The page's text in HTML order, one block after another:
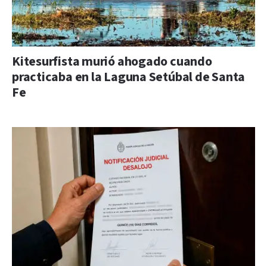
Kitesurfista murió ahogado cuando
practicaba en la Laguna Setúbal de Santa
Fe